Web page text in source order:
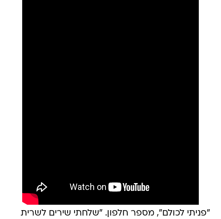
"פניתי לכולם", מספר חלפון. "שלחתי שירים לשרית